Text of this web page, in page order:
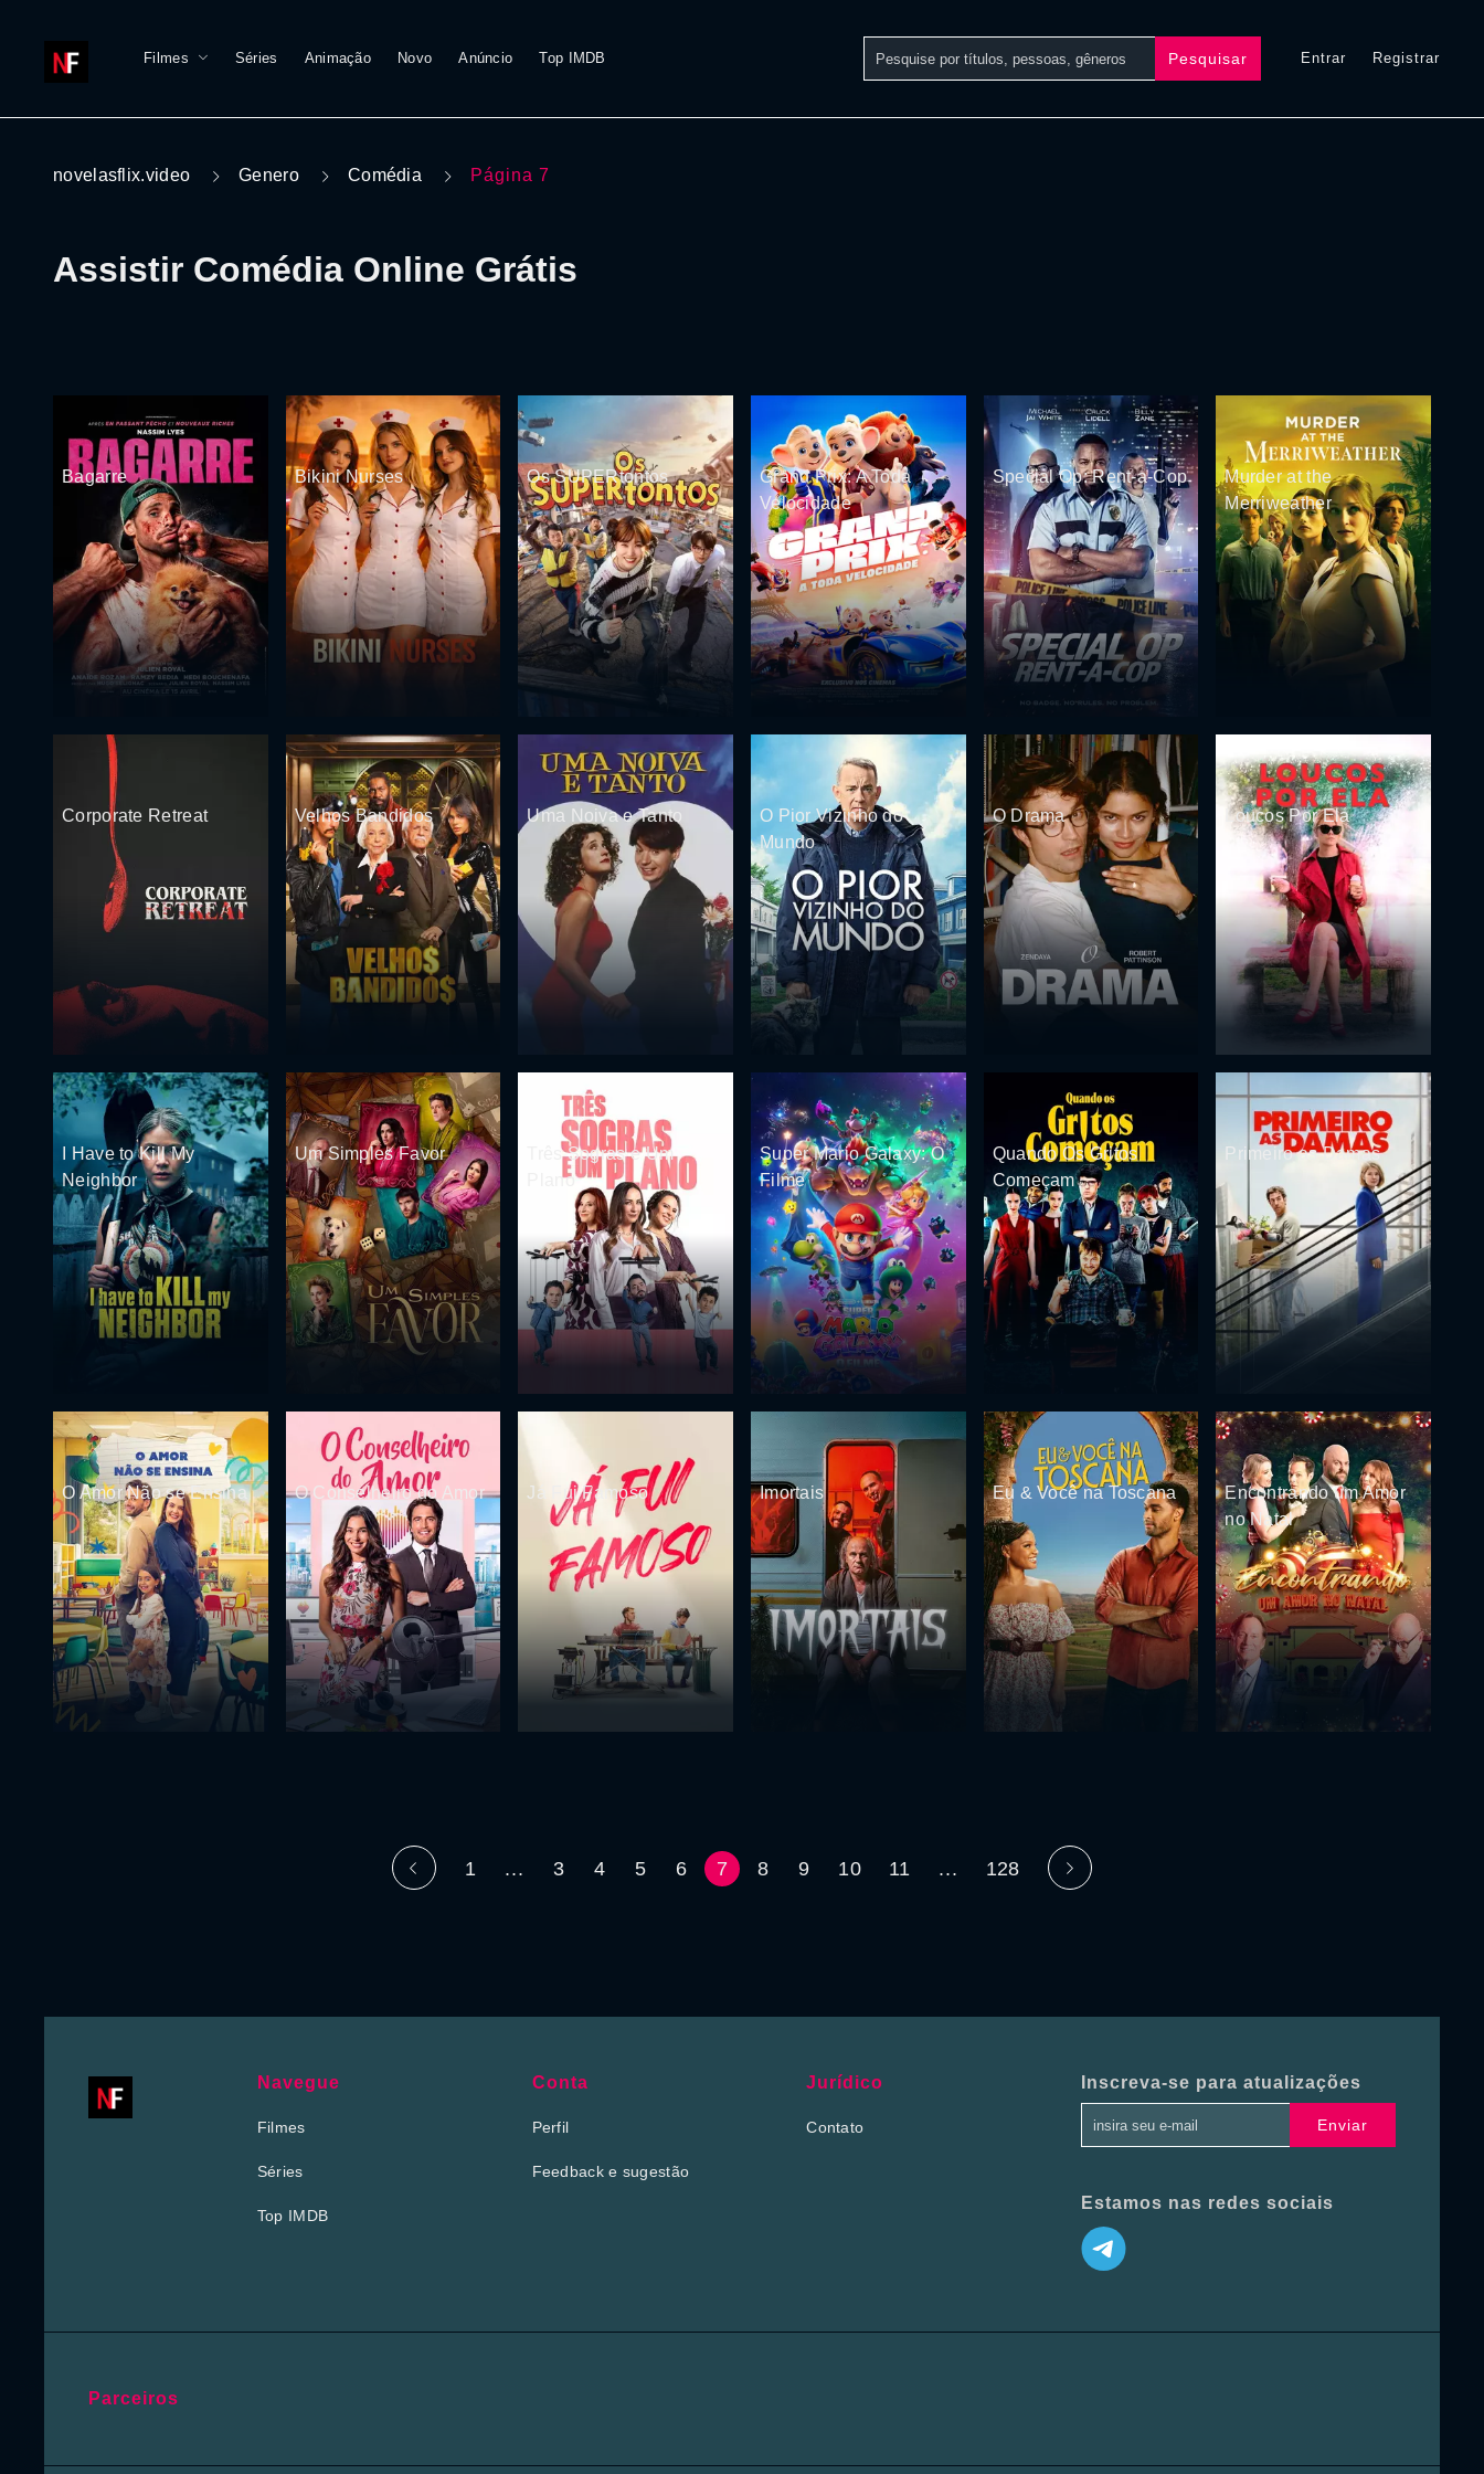
Filmes Séries Animação Novo Anúncio Top IMDB Pesquisar Entrar Registrar
novelasflix.video Genero Comédia Página 7
Assistir Comédia Online Grátis
Bagarre Bikini Nurses Os SUPERtontos
Grand Prix: A Toda
Velocidade
Special Op: Rent-a-Cop
Murder at the
Merriweather
Corporate Retreat Velhos Bandidos Uma Noiva e Tanto
O Pior Vizinho do
Mundo
O Drama Loucos Por Ela
I Have to Kill My
Neighbor
Um Simples Favor
Três Sogras e Um
Plano
Super Mario Galaxy: O
Filme
Quando Os Gritos
Começam
Primeiro as Damas
O Amor Não se Ensina O Conselheiro do Amor Já Fui Famoso Imortais Eu & Você na Toscana
Encontrando um Amor
no Natal
1 ... 3 4 5 6 7 8 9 10 11 ... 128
Navegue
Filmes
Séries
Top IMDB
Conta
Perfil
Feedback e sugestão
Jurídico
Contato
Inscreva-se para atualizações
Enviar
Estamos nas redes sociais
Parceiros